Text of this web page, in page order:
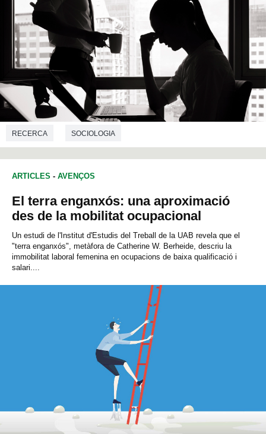
RECERCA SOCIOLOGIA
ARTICLES - AVENÇOS
El terra enganxós: una aproximació
des de la mobilitat ocupacional
Un estudi de l'Institut d'Estudis del Treball de la UAB revela que el
"terra enganxós", metàfora de Catherine W. Berheide, descriu la
immobilitat laboral femenina en ocupacions de baixa qualificació i
salari....